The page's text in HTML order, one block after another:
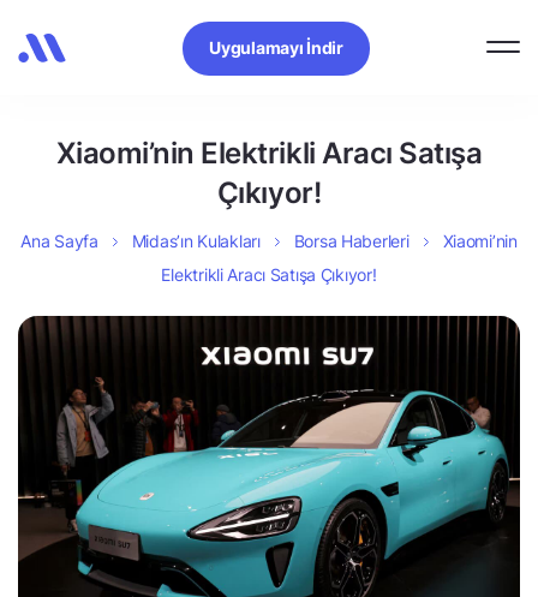
Uygulamayı İndir
Xiaomi’nin Elektrikli Aracı Satışa
Çıkıyor!
Ana Sayfa Midas’ın Kulakları Borsa Haberleri
Xiaomi’nin
Elektrikli Aracı Satışa Çıkıyor!